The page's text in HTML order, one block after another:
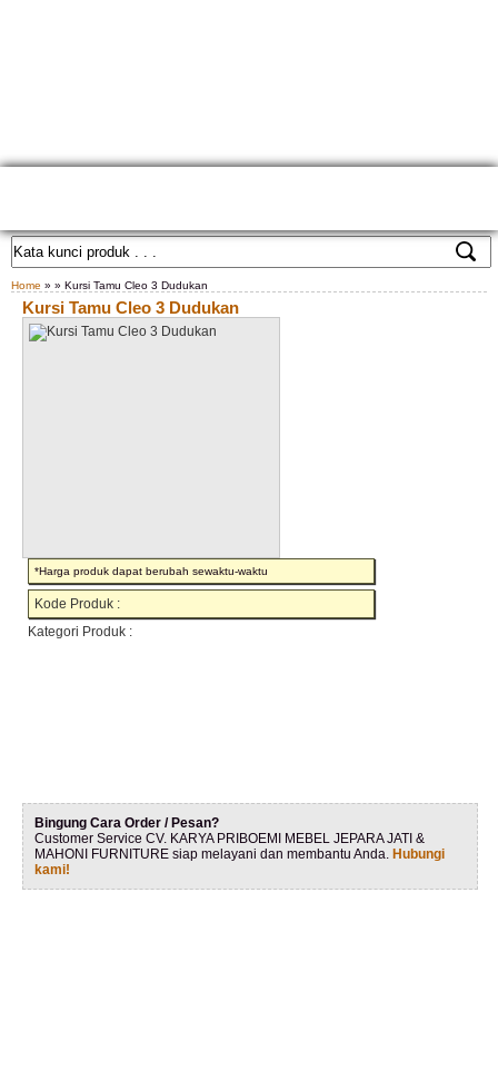
Home » » Kursi Tamu Cleo 3 Dudukan
Kursi Tamu Cleo 3 Dudukan
*Harga produk dapat berubah sewaktu-waktu
Kode Produk :
Kategori Produk :
Bingung Cara Order / Pesan?
Customer Service CV. KARYA PRIBOEMI MEBEL JEPARA JATI &
MAHONI FURNITURE siap melayani dan membantu Anda. Hubungi
kami!